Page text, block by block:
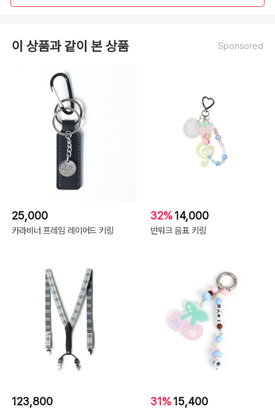
이 상품과 같이 본 상품 Sponsored
25,000
카라비너 프레임 레이어드 키링
32%14,000
반워크 음표 키링
123,800 31%15,400